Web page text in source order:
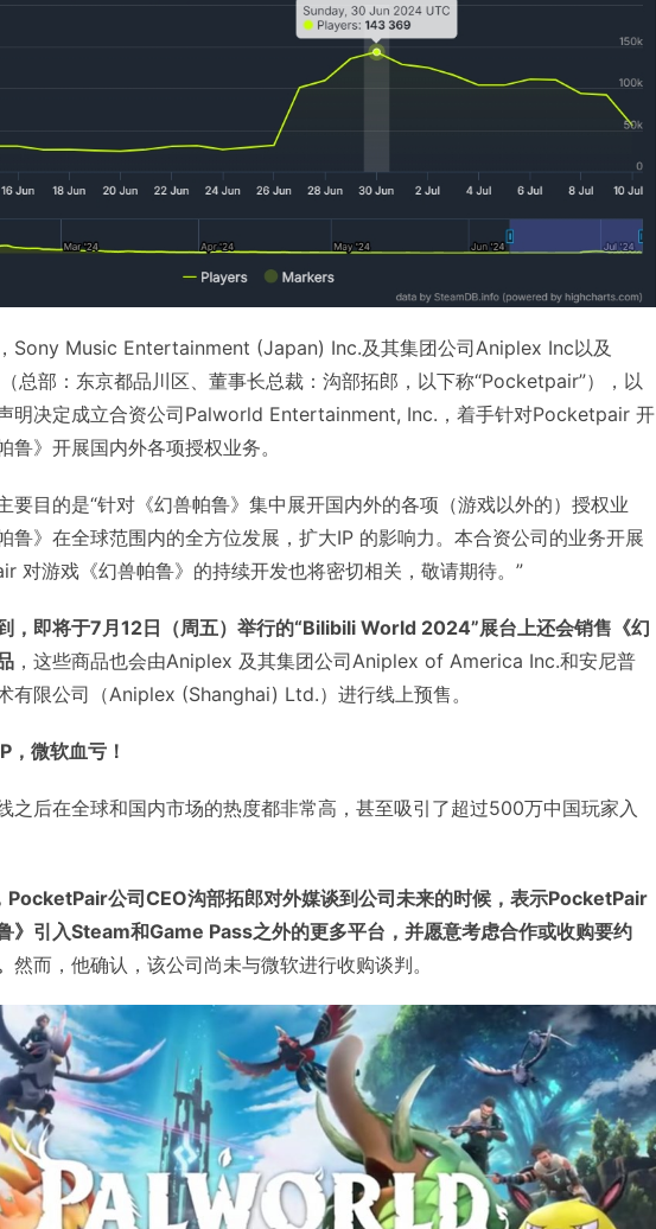
Sony Music Entertainment (Japan) Inc.及其集团公司Aniplex Inc以及
总部：东京都品川区、董事长总裁：沟部拓郎，以下称“Pocketpair”），以
明决定成立合资公司Palworld Entertainment, Inc.，着手针对Pocketpair 开
鲁》开展国内外各项授权业务。
要目的是“针对《幻兽帕鲁》集中展开国内外的各项（游戏以外的）授权业
鲁》在全球范围内的全方位发展，扩大IP 的影响力。本合资公司的业务开展
对游戏《幻兽帕鲁》的持续开发也将密切相关，敬请期待。”
，即将于7月12日（周五）举行的“Bilibili World 2024”展台上还会销售《幻
，这些商品也会由Aniplex 及其集团公司Aniplex of America Inc.和安尼普
有限公司（Aniplex (Shanghai) Ltd.）进行线上预售。
，微软血亏！
之后在全球和国内市场的热度都非常高，甚至吸引了超过500万中国玩家入
PocketPair公司CEO沟部拓郎对外媒谈到公司未来的时候，表示PocketPair
》引入Steam和Game Pass之外的更多平台，并愿意考虑合作或收购要约
然而，他确认，该公司尚未与微软进行收购谈判。